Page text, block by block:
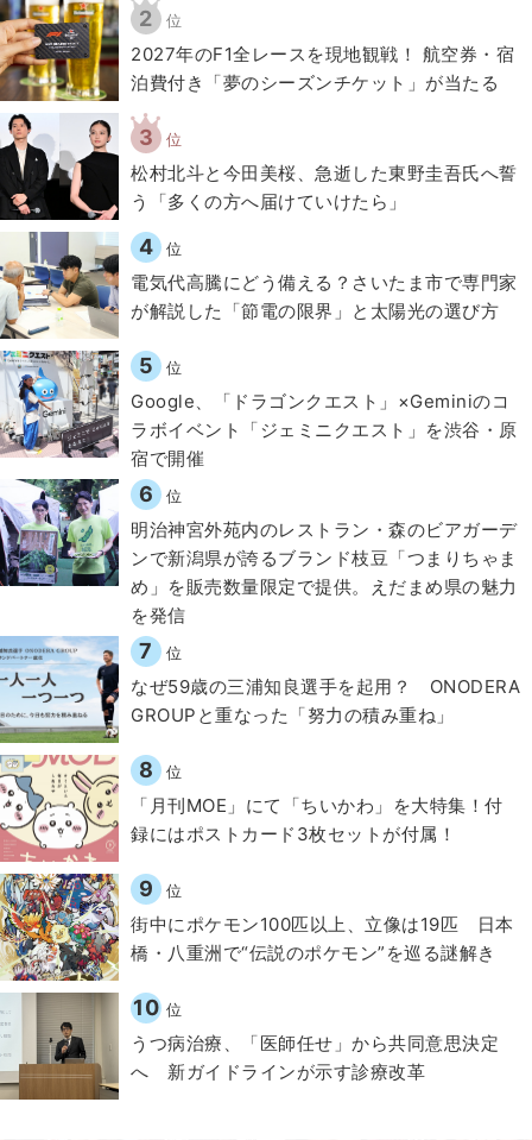
2 位
2027年のF1全レースを現地観戦！ 航空券・宿
泊費付き「夢のシーズンチケット」が当たる
3 位
松村北斗と今田美桜、急逝した東野圭吾氏へ誓
う「多くの方へ届けていけたら」
4 位
電気代高騰にどう備える？さいたま市で専門家
が解説した「節電の限界」と太陽光の選び方
5 位
Google、「ドラゴンクエスト」×Geminiのコ
ラボイベント「ジェミニクエスト」を渋谷・原
宿で開催
6 位
明治神宮外苑内のレストラン・森のビアガーデ
ンで新潟県が誇るブランド枝豆「つまりちゃま
め」を販売数量限定で提供。えだまめ県の魅力
を発信
7 位
なぜ59歳の三浦知良選手を起用？ ONODERA
GROUPと重なった「努力の積み重ね」
8 位
「月刊MOE」にて「ちいかわ」を大特集！付
録にはポストカード3枚セットが付属！
9 位
街中にポケモン100匹以上、立像は19匹 日本
橋・八重洲で“伝説のポケモン”を巡る謎解き
10 位
うつ病治療、「医師任せ」から共同意思決定
へ 新ガイドラインが示す診療改革